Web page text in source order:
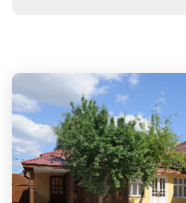
Маршруты от экскурсоводов
Все маршруты
Доступная среда